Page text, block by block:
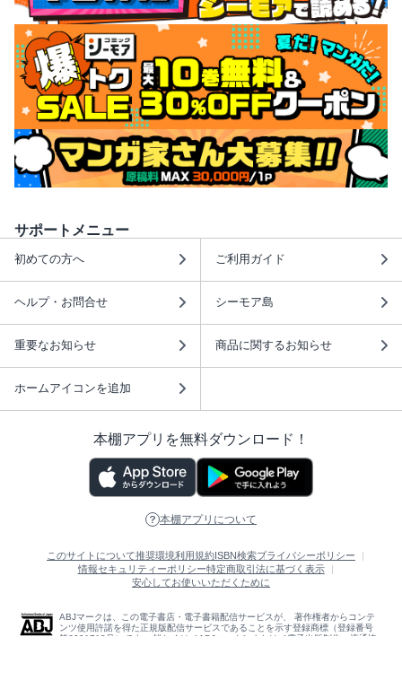
サポートメニュー
初めての方へ ご利用ガイド
ヘルプ・お問合せ シーモア島
重要なお知らせ 商品に関するお知らせ
ホームアイコンを追加
本棚アプリを無料ダウンロード！
本棚アプリについて
このサイトについて推奨環境利用規約ISBN検索プライバシーポリシー
情報セキュリティーポリシー特定商取引法に基づく表示
安心してお使いいただくために
ABJマークは、この電子書店・電子書籍配信サービスが、 著作権者からコンテ
ンツ使用許諾を得た正規版配信サービスであることを示す登録商標（登録番号
第6091713号）です。 詳しくは［ABJマーク］または［電子出版制作・流通協